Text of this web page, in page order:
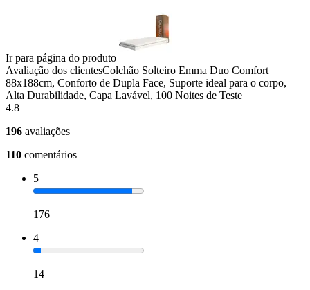
Ir para página do produto
Avaliação dos clientesColchão Solteiro Emma Duo Comfort
88x188cm, Conforto de Dupla Face, Suporte ideal para o corpo,
Alta Durabilidade, Capa Lavável, 100 Noites de Teste
4.8
196 avaliações
110 comentários
5
176
4
14